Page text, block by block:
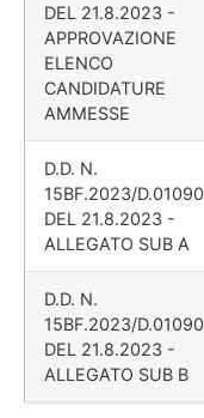
DEL 21.8.2023 -
APPROVAZIONE
ELENCO
CANDIDATURE
AMMESSE
D.D. N.
15BF.2023/D.01090
DEL 21.8.2023 -
ALLEGATO SUB A
D.D. N.
15BF.2023/D.01090
DEL 21.8.2023 -
ALLEGATO SUB B